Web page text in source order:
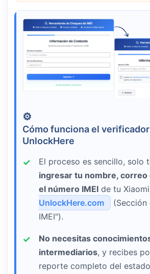
Cómo funciona el
UnlockHere
El proceso es sencillo, solo
ingresar tu nombre,
el número IMEI de tu
UnlockHere.com
(Sección
IMEI").
No necesitas
intermediarios, y recibes
reporte completo del